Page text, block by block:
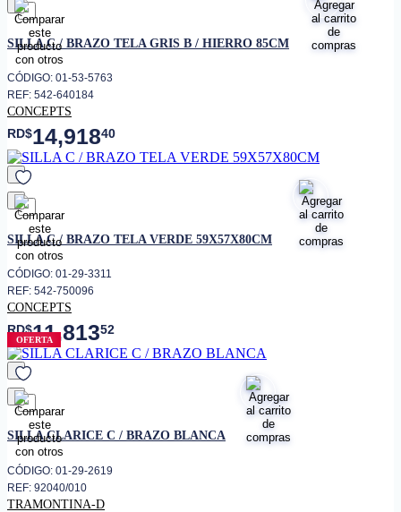
favorito
SILLA C / BRAZO TELA GRIS B / HIERRO 85CM
CÓDIGO: 01-53-5763
REF: 542-640184
CONCEPTS
RD$14,91840
favorito
SILLA C / BRAZO TELA VERDE 59X57X80CM
CÓDIGO: 01-29-3311
REF: 542-750096
CONCEPTS
RD$11,81352
OFERTA
favorito
SILLA CLARICE C / BRAZO BLANCA
CÓDIGO: 01-29-2619
REF: 92040/010
TRAMONTINA-D